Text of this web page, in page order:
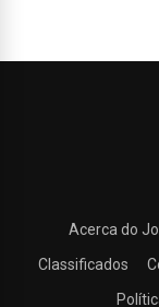
Acerca do
Classificados